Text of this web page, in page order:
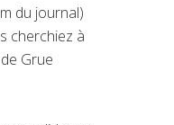
du journal)
cherchiez à
Grue